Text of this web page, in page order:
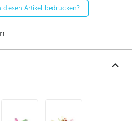
diesen Artikel bedrucken?